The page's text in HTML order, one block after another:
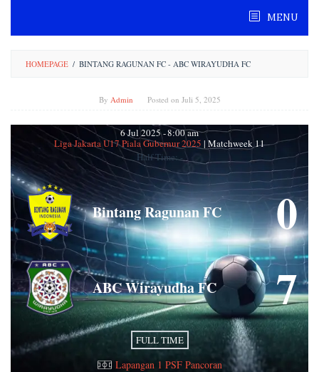
content
MENU
HOMEPAGE / BINTANG RAGUNAN FC - ABC WIRAYUDHA FC
By Admin Posted on Juli 5, 2025
6 Jul 2025-8:00 am
Liga Jakarta U17 Piala Gubernur 2025 | Matchweek 11
Half Time: -
Bintang Ragunan FC 0
ABC Wirayudha FC 7
FULL TIME
Lapangan 1 PSF Pancoran